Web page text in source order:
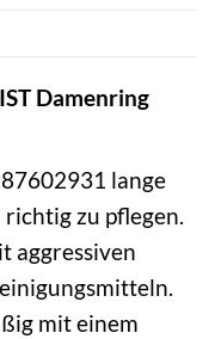
Damenring
lange
zu pflegen.
aggressiven
mit einem